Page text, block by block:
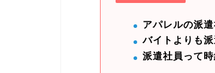
アパレルの派
バイトよりも
派遣社員って